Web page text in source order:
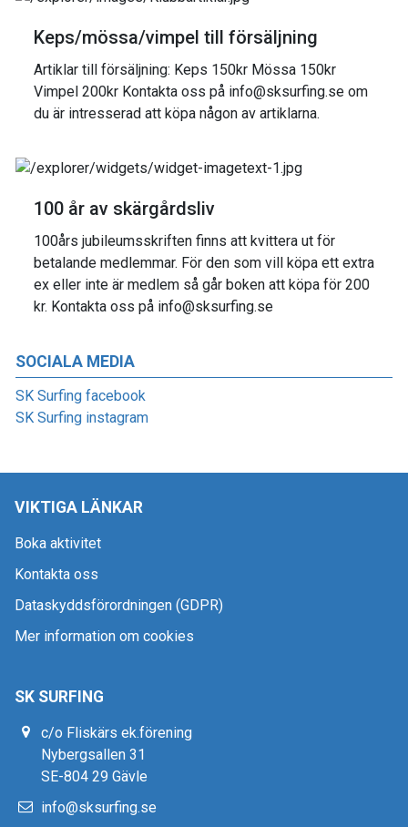
Keps/mössa/vimpel till försäljning
Artiklar till försäljning: Keps 150kr Mössa 150kr
Vimpel 200kr Kontakta oss på info@sksurfing.se om
du är intresserad att köpa någon av artiklarna.
100 år av skärgårdsliv
100års jubileumsskriften finns att kvittera ut för
betalande medlemmar. För den som vill köpa ett extra
ex eller inte är medlem så går boken att köpa för 200
kr. Kontakta oss på info@sksurfing.se
SOCIALA MEDIA
SK Surfing facebook
SK Surfing instagram
VIKTIGA LÄNKAR
Boka aktivitet
Kontakta oss
Dataskyddsförordningen (GDPR)
Mer information om cookies
SK SURFING
c/o Fliskärs ek.förening
Nybergsallen 31
SE-804 29 Gävle
info@sksurfing.se